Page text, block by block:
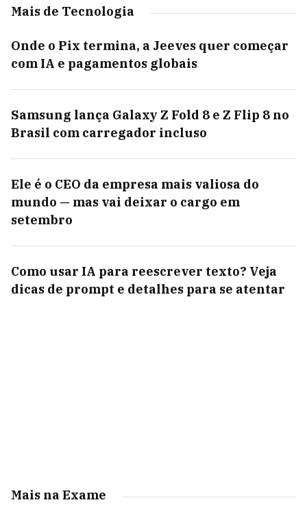
Mais de Tecnologia
Onde o Pix termina, a Jeeves quer começar
com IA e pagamentos globais
Samsung lança Galaxy Z Fold 8 e Z Flip 8 no
Brasil com carregador incluso
Ele é o CEO da empresa mais valiosa do
mundo — mas vai deixar o cargo em
setembro
Como usar IA para reescrever texto? Veja
dicas de prompt e detalhes para se atentar
Mais na Exame